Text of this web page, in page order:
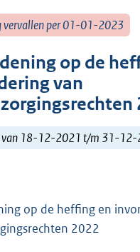
vervallen per 01-01-2023
op de
van
van 18-12-2021 t/m 31-
op de heffing en
2022